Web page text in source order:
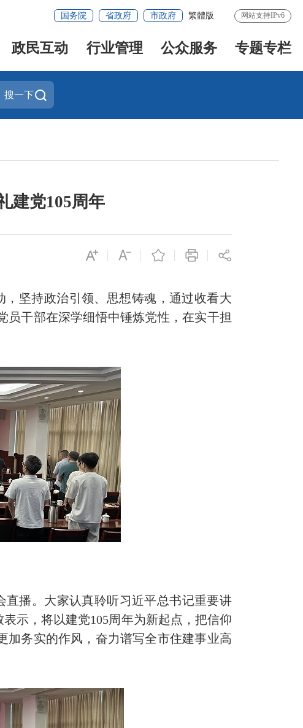
国务院 省政府 市政府 繁體版 网站支持IPv6
政民互动 行业管理 公众服务 专题专栏
搜一下
建党105周年
坚持政治引领、思想铸魂，通过收看大
员干部在深学细悟中锤炼党性，在实干担
播。大家认真聆听习近平总书记重要讲
示，将以建党105周年为新起点，把信仰
加务实的作风，奋力谱写全市住建事业高